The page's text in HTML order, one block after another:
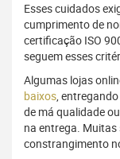
Esses cuidados
cumprimento de
certificação ISO
seguem esses
Algumas lojas
baixos,
de má qualidade
na entrega.
constrangimento